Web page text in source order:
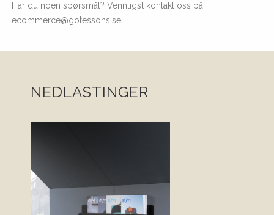
Har du noen spørsmål? Vennligst kontakt oss på
ecommerce@gotessons.se
NEDLASTINGER